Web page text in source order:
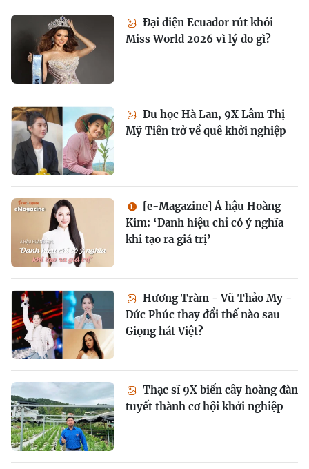
Đại diện Ecuador rút khỏi
Miss World 2026 vì lý do gì?
Du học Hà Lan, 9X Lâm Thị
Mỹ Tiên trở về quê khởi nghiệp
[e-Magazine] Á hậu Hoàng
Kim: ‘Danh hiệu chỉ có ý nghĩa
khi tạo ra giá trị’
Hương Tràm - Vũ Thảo My -
Đức Phúc thay đổi thế nào sau
Giọng hát Việt?
Thạc sĩ 9X biến cây hoàng đàn
tuyết thành cơ hội khởi nghiệp